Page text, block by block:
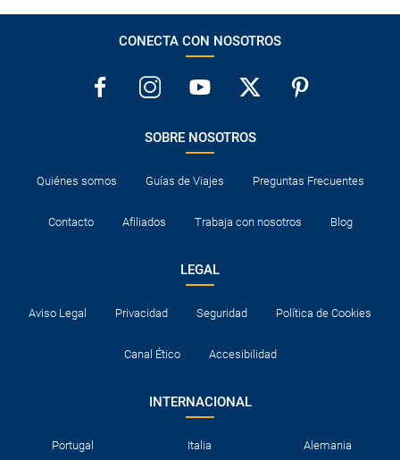
CONECTA CON NOSOTROS
SOBRE NOSOTROS
Quiénes somos Guías de Viajes Preguntas Frecuentes
Contacto Afiliados Trabaja con nosotros Blog
LEGAL
Aviso Legal Privacidad Seguridad Política de Cookies
Canal Ético Accesibilidad
INTERNACIONAL
Portugal Italia Alemania